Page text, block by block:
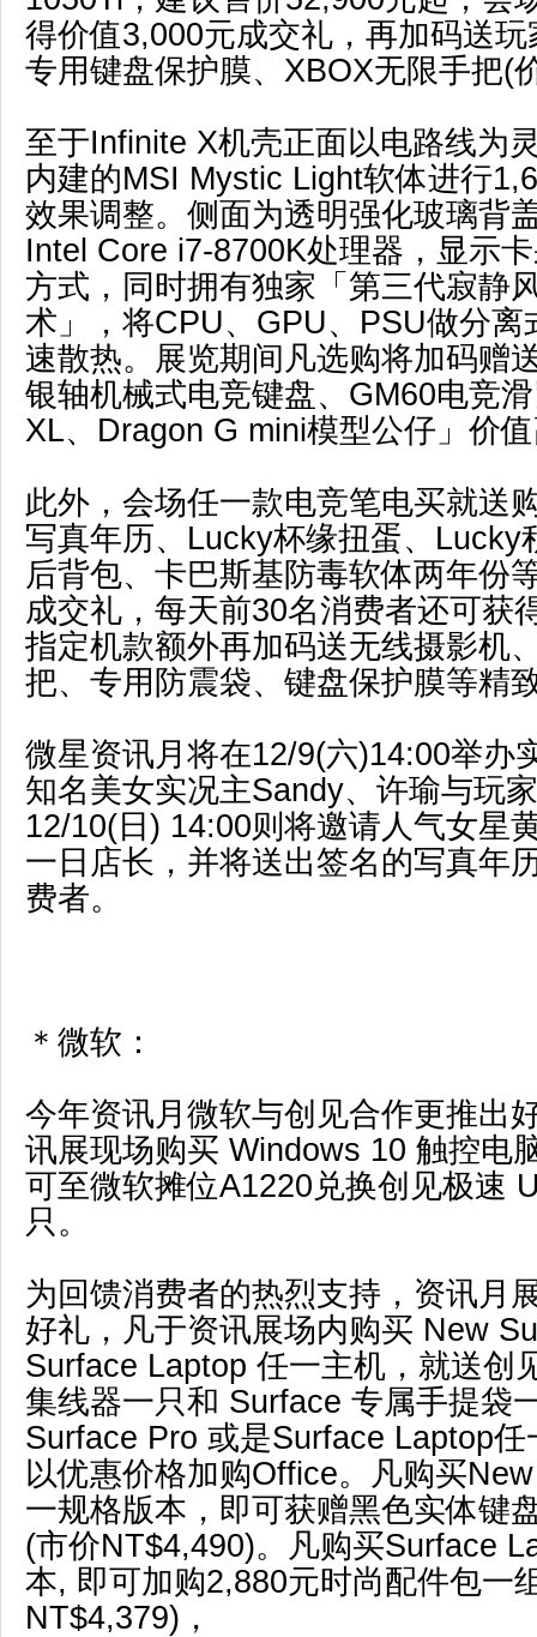
得价值3,000元成交礼，再加码送
专用键盘保护膜、XBOX无限手把(
至于Infinite X机壳正面以电路线为
内建的MSI Mystic Light软体进行
效果调整。侧面为透明强化玻璃背
Intel Core i7-8700K处理器，显示
方式，同时拥有独家「第三代寂静
术」，将CPU、GPU、PSU做分离
速散热。展览期间凡选购将加码赠
银轴机械式电竞键盘、GM60电竞
XL、Dragon G mini模型公仔」价
此外，会场任一款电竞笔电买就送
写真年历、Lucky杯缘扭蛋、Lucky
后背包、卡巴斯基防毒软体两年份
成交礼，每天前30名消费者还可获
指定机款额外再加码送无线摄影机
把、专用防震袋、键盘保护膜等精
微星资讯月将在12/9(六)14:00举办
知名美女实况主Sandy、许瑜与玩
12/10(日) 14:00则将邀请人气女星
一日店长，并将送出签名的写真年
费者。
＊微软：
今年资讯月微软与创见合作更推出
讯展现场购买 Windows 10 触控电
可至微软摊位A1220兑换创见极速
只。
为回馈消费者的热烈支持，资讯月
好礼，凡于资讯展场内购买 New
Surface Laptop 任一主机，就送创
集线器一只和 Surface 专属手提袋
Surface Pro 或是Surface Laptop
以优惠价格加购Office。凡购买
一规格版本，即可获赠黑色实体键
(市价NT$4,490)。凡购买Surface
本, 即可加购2,880元时尚配件包一
NT$4,379)，